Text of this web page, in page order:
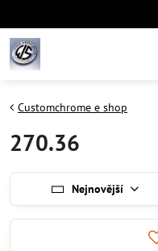
Customchrome e shop
270.36
Nejnovější